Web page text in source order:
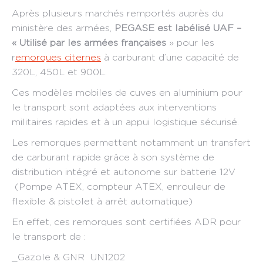
Après plusieurs marchés remportés auprès du
ministère des armées,
PEGASE est labélisé UAF –
« Utilisé par les armées françaises » pour les
remorques citernes à carburant d’une capacité de
320L, 450L et 900L.
Ces modèles mobiles de cuves en aluminium pour
le transport sont adaptées aux interventions
militaires rapides et à un appui logistique sécurisé.
Les remorques permettent notamment un transfert
de carburant rapide grâce à son système de
distribution intégré et autonome sur batterie 12V
(Pompe ATEX, compteur ATEX, enrouleur de
flexible & pistolet à arrêt automatique)
En effet, ces remorques sont certifiées ADR pour
le transport de :
_Gazole & GNR UN1202